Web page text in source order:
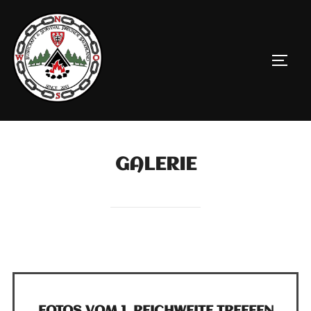
GALERIE